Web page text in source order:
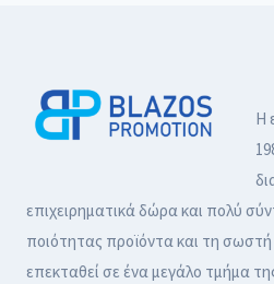
Η
επιχειρηματικά δώρα και πολύ
ποιότητας προϊόντα και τη
επεκταθεί σε ένα μεγάλο τμήμα